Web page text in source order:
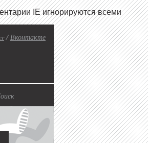
IE игнорируются всеми
/Вконтакте